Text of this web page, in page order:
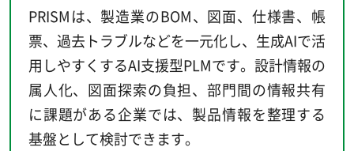
PRISMは、製造業のBOM、図面、仕様書、帳
票、過去トラブルなどを一元化し、生成AIで活
用しやすくするAI支援型PLMです。設計情報の
属人化、図面探索の負担、部門間の情報共有
に課題がある企業では、製品情報を整理する
基盤として検討できます。